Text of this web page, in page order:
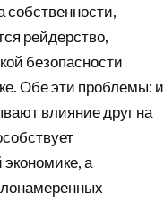
собственности,
рейдерство,
безопасности
Обе эти проблемы: и
влияние друг на
а